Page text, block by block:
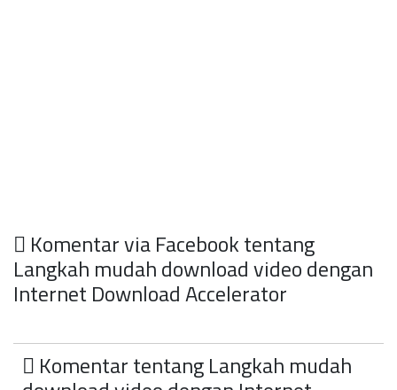
Komentar via Facebook tentang
Langkah mudah download video dengan
Internet Download Accelerator
Komentar tentang Langkah mudah